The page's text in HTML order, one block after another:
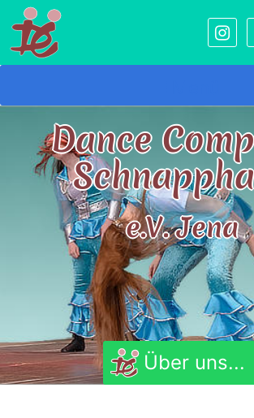
Dance
e.V. Jena
Über uns...